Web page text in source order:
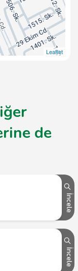
Leaflet
de
İncele
İncele